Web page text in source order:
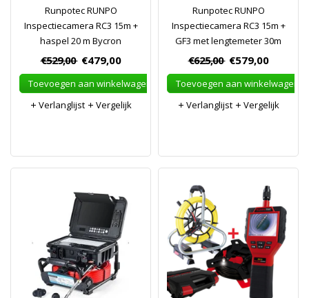
Runpotec RUNPO
Inspectiecamera RC3 15m +
haspel 20 m Bycron
€529,00 €479,00
Toevoegen aan winkelwagen
Verlanglijst
Vergelijk
Runpotec RUNPO
Inspectiecamera RC3 15m +
GF3 met lengtemeter 30m
€625,00 €579,00
Toevoegen aan winkelwagen
Verlanglijst
Vergelijk